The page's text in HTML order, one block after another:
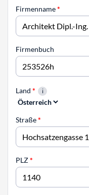
Firmenname*
Firmenbuch
Land *
Straße*
PLZ*